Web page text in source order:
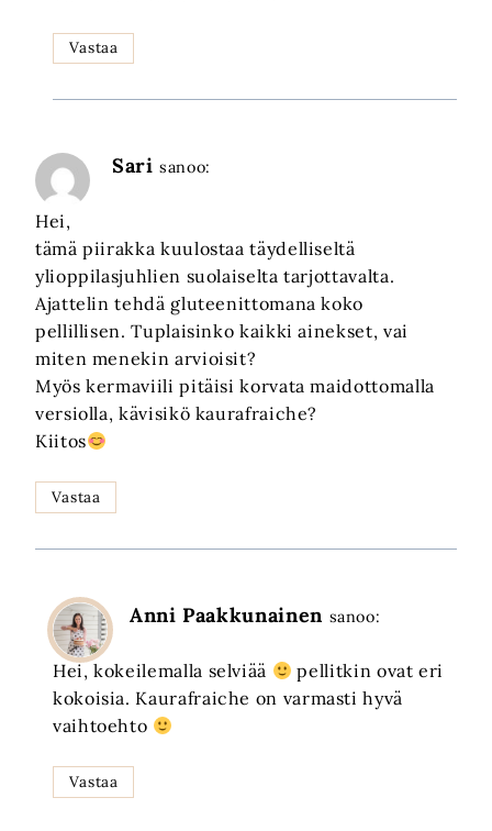
Vastaa
Sari sanoo:
Hei,
tämä piirakka kuulostaa täydelliseltä
ylioppilasjuhlien suolaiselta tarjottavalta.
Ajattelin tehdä gluteenittomana koko
pellillisen. Tuplaisinko kaikki ainekset, vai
miten menekin arvioisit?
Myös kermaviili pitäisi korvata maidottomalla
versiolla, kävisikö kaurafraiche?
Kiitos
Vastaa
Anni Paakkunainen sanoo:
Hei, kokeilemalla selviää
pellitkin ovat eri
kokoisia. Kaurafraiche on varmasti hyvä
vaihtoehto
Vastaa